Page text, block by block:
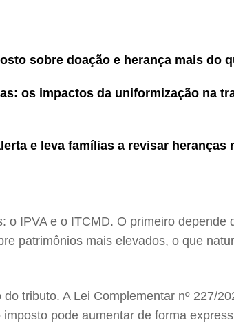
sobre doação e herança mais do
os impactos da uniformização na
e leva famílias a revisar heranças
IPVA e o ITCMD. O primeiro
patrimônios mais elevados, o que
tributo. A Lei Complementar nº 227/
pode aumentar de forma